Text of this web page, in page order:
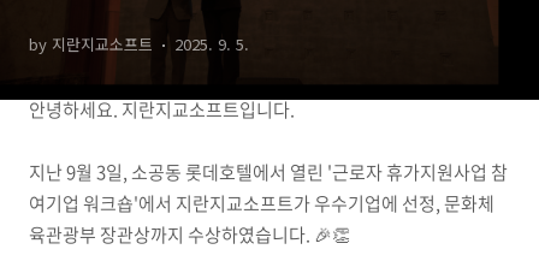
by 지란지교소프트 2025. 9. 5.
안녕하세요. 지란지교소프트입니다.
지난 9월 3일, 소공동 롯데호텔에서 열린 '근로자 휴가지원사업 참
여기업 워크숍'에서 지란지교소프트가 우수기업에 선정, 문화체
육관광부 장관상까지 수상하였습니다. 🎉👏